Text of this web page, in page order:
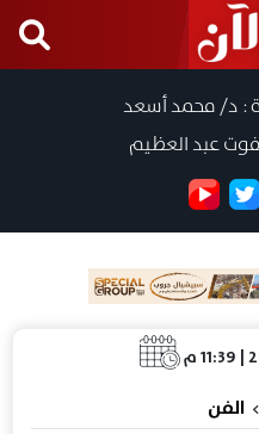
: د/ محمد أسعد
عبد العظيم
الفن